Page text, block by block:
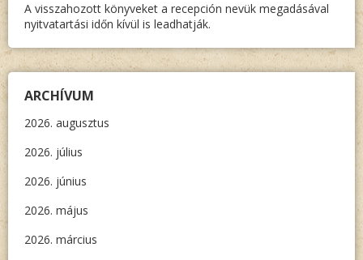
A visszahozott könyveket a recepción nevük megadásával
nyitvatartási időn kívül is leadhatják.
ARCHÍVUM
2026. augusztus
2026. július
2026. június
2026. május
2026. március